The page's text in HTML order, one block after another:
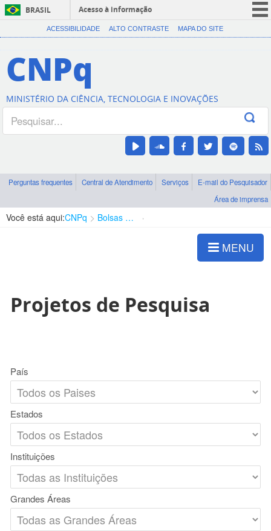
BRASIL
Acesso à informação
CORONAVÍRUS (COVID-19)
Canais
ACESSIBILIDADE ALTO CONTRASTE MAPA DO SITE
CNPq
MINISTÉRIO DA CIÊNCIA, TECNOLOGIA E INOVAÇÕES
Perguntas frequentes Central de Atendimento Serviços
E-mail do Pesquisador
Área de imprensa
Você está aqui:CNPq Bolsas e Auxílios Vigentes
MENU
Projetos de Pesquisa
País
Estados
Instituições
Grandes Áreas